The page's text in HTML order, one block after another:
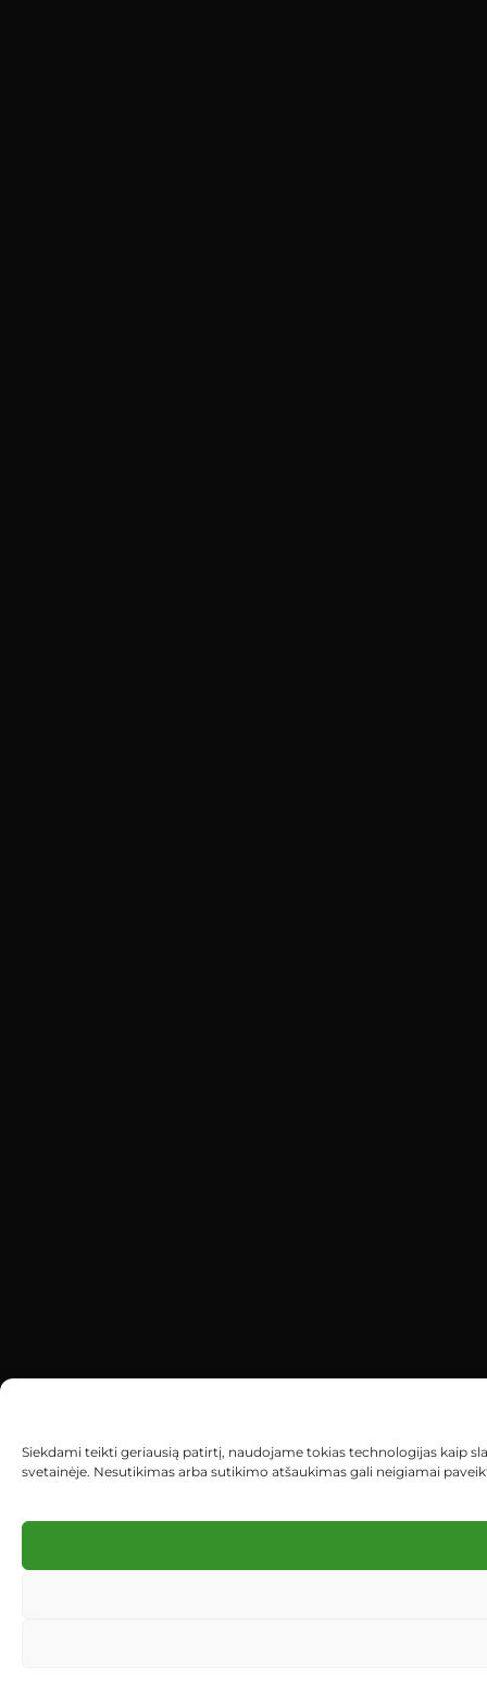
Siekdami teikti geriausią patirtį, naudojame tokias technologijas kaip
svetainėje. Nesutikimas arba sutikimo atšaukimas gali neigiamai